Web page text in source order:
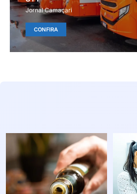
Jornal Camaçari
CONFIRA